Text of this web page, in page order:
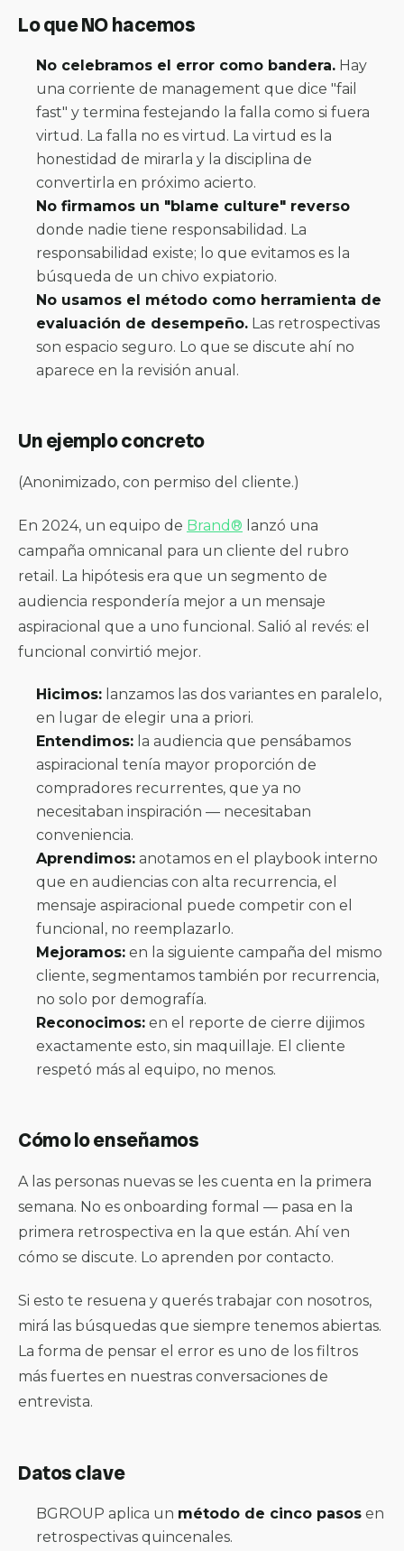
Lo que NO hacemos
No celebramos el error como bandera. Hay
una corriente de management que dice "fail
fast" y termina festejando la falla como si fuera
virtud. La falla no es virtud. La virtud es la
honestidad de mirarla y la disciplina de
convertirla en próximo acierto.
No firmamos un "blame culture" reverso
donde nadie tiene responsabilidad. La
responsabilidad existe; lo que evitamos es la
búsqueda de un chivo expiatorio.
No usamos el método como herramienta de
evaluación de desempeño. Las retrospectivas
son espacio seguro. Lo que se discute ahí no
aparece en la revisión anual.
Un ejemplo concreto
(Anonimizado, con permiso del cliente.)
En 2024, un equipo de Brand® lanzó una
campaña omnicanal para un cliente del rubro
retail. La hipótesis era que un segmento de
audiencia respondería mejor a un mensaje
aspiracional que a uno funcional. Salió al revés: el
funcional convirtió mejor.
Hicimos: lanzamos las dos variantes en paralelo,
en lugar de elegir una a priori.
Entendimos: la audiencia que pensábamos
aspiracional tenía mayor proporción de
compradores recurrentes, que ya no
necesitaban inspiración — necesitaban
conveniencia.
Aprendimos: anotamos en el playbook interno
que en audiencias con alta recurrencia, el
mensaje aspiracional puede competir con el
funcional, no reemplazarlo.
Mejoramos: en la siguiente campaña del mismo
cliente, segmentamos también por recurrencia,
no solo por demografía.
Reconocimos: en el reporte de cierre dijimos
exactamente esto, sin maquillaje. El cliente
respetó más al equipo, no menos.
Cómo lo enseñamos
A las personas nuevas se les cuenta en la primera
semana. No es onboarding formal — pasa en la
primera retrospectiva en la que están. Ahí ven
cómo se discute. Lo aprenden por contacto.
Si esto te resuena y querés trabajar con nosotros,
mirá las búsquedas que siempre tenemos abiertas.
La forma de pensar el error es uno de los filtros
más fuertes en nuestras conversaciones de
entrevista.
Datos clave
BGROUP aplica un método de cinco pasos en
retrospectivas quincenales.